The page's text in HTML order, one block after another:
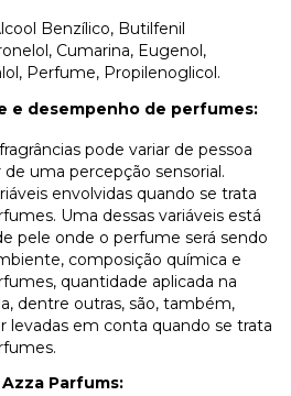
Benzílico, Butilfenil
Cumarina, Eugenol,
Perfume, Propilenoglicol.
e desempenho de perfumes:
pode variar de pessoa
uma percepção sensorial.
envolvidas quando se trata
Uma dessas variáveis está
pele onde o perfume será sendo
composição química e
quantidade aplicada na
dentre outras, são, também,
levadas em conta quando se trata
Parfums: